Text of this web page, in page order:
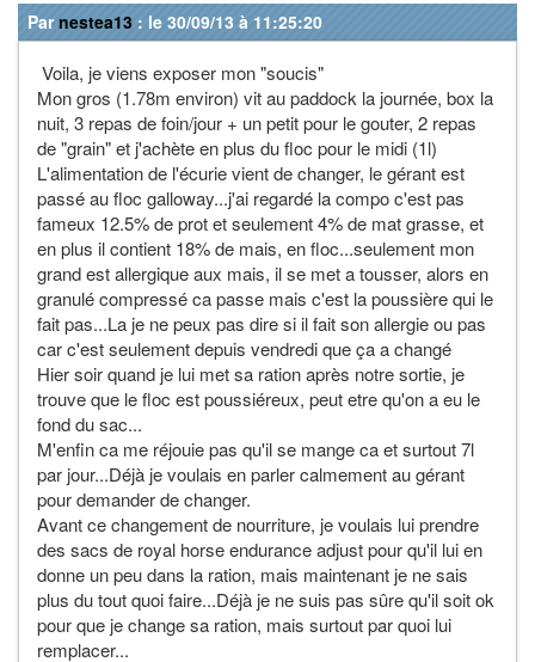
Parnestea13 : le 30/09/13 à 11:25:20
Voila, je viens exposer mon "soucis"
Mon gros (1.78m environ) vit au paddock la journée, box la
nuit, 3 repas de foin/jour + un petit pour le gouter, 2 repas
de "grain" et j'achète en plus du floc pour le midi (1l)
L'alimentation de l'écurie vient de changer, le gérant est
passé au floc galloway...j'ai regardé la compo c'est pas
fameux 12.5% de prot et seulement 4% de mat grasse, et
en plus il contient 18% de mais, en floc...seulement mon
grand est allergique aux mais, il se met a tousser, alors en
granulé compressé ca passe mais c'est la poussière qui le
fait pas...La je ne peux pas dire si il fait son allergie ou pas
car c'est seulement depuis vendredi que ça a changé
Hier soir quand je lui met sa ration après notre sortie, je
trouve que le floc est poussiéreux, peut etre qu'on a eu le
fond du sac...
M'enfin ca me réjouie pas qu'il se mange ca et surtout 7l
par jour...Déjà je voulais en parler calmement au gérant
pour demander de changer.
Avant ce changement de nourriture, je voulais lui prendre
des sacs de royal horse endurance adjust pour qu'il lui en
donne un peu dans la ration, mais maintenant je ne sais
plus du tout quoi faire...Déjà je ne suis pas sûre qu'il soit ok
pour que je change sa ration, mais surtout par quoi lui
remplacer...